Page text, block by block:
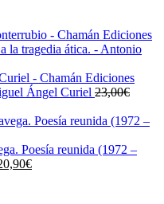
la tragedia ática. - Antonio
Ángel Curiel 23,00€
Poesía reunida (1972 –
€El